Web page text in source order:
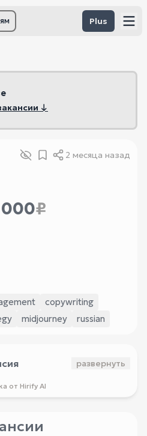
Plus
↓
2 месяца назад
₽
copywriting
midjourney russian
развернуть
от Hirify AI